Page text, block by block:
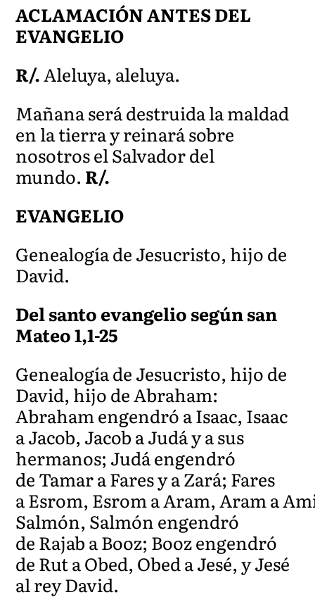
ACLAMACIÓN ANTES DEL
EVANGELIO
R/.Aleluya, aleluya.
Mañana será destruida la maldad
en la tierra y reinará sobre
nosotros el Salvador del
mundo. R/.
EVANGELIO
Genealogía de Jesucristo, hijo de
David.
Del santo evangelio según san
Mateo 1,1-25
Genealogía de Jesucristo, hijo de
David, hijo de Abraham:
Abraham engendró a Isaac, Isaac
a Jacob, Jacob a Judá y a sus
hermanos; Judá engendró
de Tamar a Fares y a Zará; Fares
a Esrom, Esrom a Aram, Aram a
Salmón, Salmón engendró
de Rajab a Booz; Booz engendró
de Rut a Obed, Obed a Jesé, y Jesé
al rey David.